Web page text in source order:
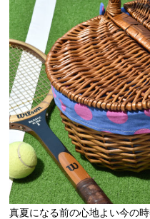
真夏になる前の心地よい今の